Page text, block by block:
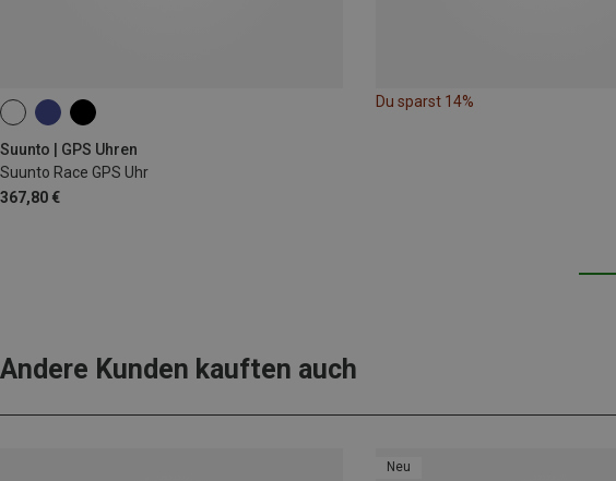
Suunto | GPS Uhren
Suunto Race GPS Uhr
367,80 €
Du sparst 14%
Andere Kunden kauften auch
Neu